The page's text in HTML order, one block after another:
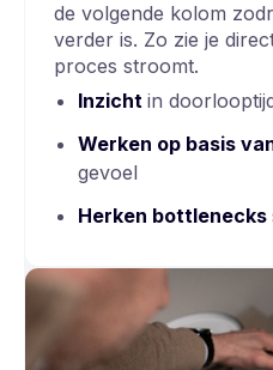
de volgende kolom
verder is. Zo zie je
proces stroomt.
Inzicht in
Werken op basis
gevoel
Herken bottlenecks